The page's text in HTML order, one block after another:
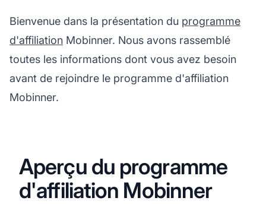
Bienvenue dans la présentation du programme
d'affiliation Mobinner. Nous avons rassemblé
toutes les informations dont vous avez besoin
avant de rejoindre le programme d'affiliation
Mobinner.
Aperçu du programme
d'affiliation Mobinner